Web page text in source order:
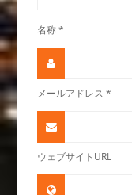
名称*
メールアドレス*
ウェブサイトURL